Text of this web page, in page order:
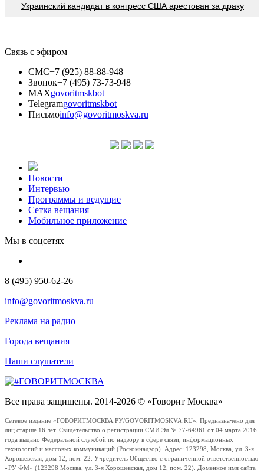
Украинский кандидат в конгресс США арестован за драку
Связь с эфиром
СМС+7 (925) 88-88-948
Звонок+7 (495) 73-73-948
MAXgovoritmskbot
Telegramgovoritmskbot
Письмоinfo@govoritmoskva.ru
Новости
Интервью
Программы и ведущие
Сетка вещания
Мобильное приложение
Мы в соцсетях
8 (495) 950-62-26
info@govoritmoskva.ru
Реклама на радио
Города вещания
Наши слушатели
Все права защищены. 2014-2026 © «Говорит Москва»
Сетевое издание «ГОВОРИТМОСКВА.РУ/GOVORITMOSKVA.RU». Предназначено для
лиц старше 16 лет. Свидетельство о регистрации СМИ Эл № 77-64961 от 04 марта 2016
года выдано Федеральной службой по надзору в сфере связи, информационных
технологий и массовых коммуникаций (Роскомнадзор). Адрес: 123298, Москва, ул. 3-я
Хорошевская, дом 12, пом. 22. Учредитель Общество с ограниченной ответственностью
«РУ ФМ» (123298 Москва, ул. 3-я Хорошевская, дом 12, пом. 22). Доменное имя сайта